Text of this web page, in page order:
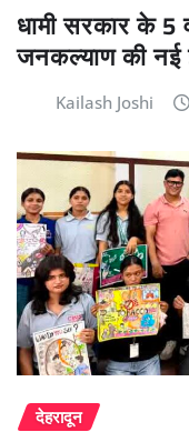
धामी सरकार के
जनकल्याण की नई
Kailash Joshi
देहरादून